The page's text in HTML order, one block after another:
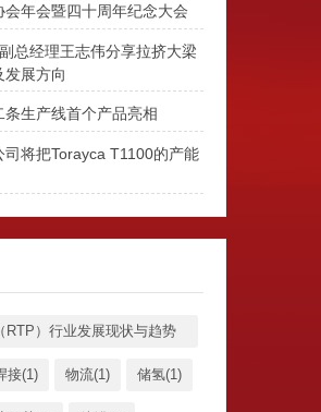
年会暨四十周年纪念大会
总经理王志伟分享拉挤大梁
发展方向
生产线首个产品亮相
司将把Torayca T1100的产能
RTP）行业发展现状与趋势
接(1) 物流(1) 储氢(1)